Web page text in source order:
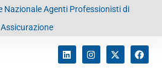
Nazionale Agenti Professionisti di
Assicurazione